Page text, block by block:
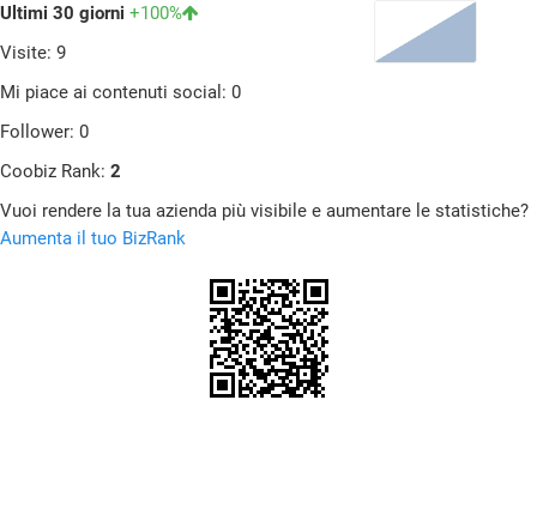
Ultimi 30 giorni +100%
Visite: 9
Mi piace ai contenuti social: 0
Follower: 0
Coobiz Rank: 2
Vuoi rendere la tua azienda più visibile e aumentare le statistiche?
Aumenta il tuo BizRank